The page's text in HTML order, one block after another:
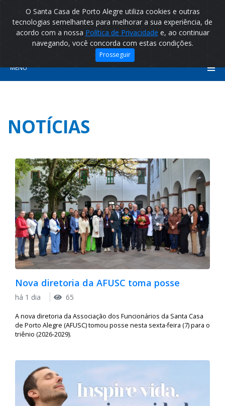
O Santa Casa de Porto Alegre utiliza cookies e outras
tecnologias semelhantes para melhorar a sua experiência, de
acordo com a nossa Política de Privacidade e, ao continuar
navegando, você concorda com estas condições.
Prosseguir
MENU
NOTÍCIAS
Nova diretoria da AFUSC toma posse
há 1 dia 65
A nova diretoria da Associação dos Funcionários da Santa Casa
de Porto Alegre (AFUSC) tomou posse nesta sexta-feira (7) para o
triênio (2026-2029).